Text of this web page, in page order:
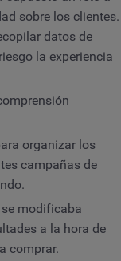
sobre los clientes.
datos de
la experiencia
organizar los
campañas de
modificaba
a la hora de
comprar.